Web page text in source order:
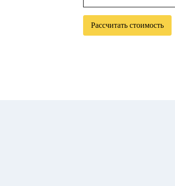
Рассчитать стоимость